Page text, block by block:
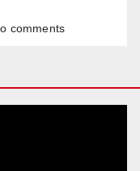
comments